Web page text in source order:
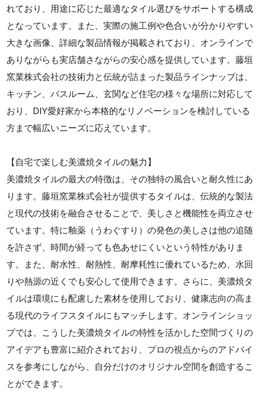
れており、用途に応じた最適なタイル選びをサポートする構成
となっています。また、実際の施工例や色合いが分かりやすい
大きな画像、詳細な製品情報が掲載されており、オンラインで
ありながらも実店舗さながらの安心感を提供しています。藤垣
窯業株式会社の技術力と伝統が詰まった製品ラインナップは、
キッチン、バスルーム、玄関など住宅の様々な場所に対応して
おり、DIY愛好家から本格的なリノベーションを検討している
方まで幅広いニーズに応えています。
【自宅で楽しむ美濃焼タイルの魅力】
美濃焼タイルの最大の特徴は、その独特の風合いと耐久性にあ
ります。藤垣窯業株式会社が提供するタイルは、伝統的な製法
と現代の技術を融合させることで、美しさと機能性を両立させ
ています。特に釉薬（うわぐすり）の発色の美しさは他の追随
を許さず、時間が経っても色あせにくいという特性がありま
す。また、耐水性、耐熱性、耐摩耗性に優れているため、水回
りや熱源の近くでも安心して使用できます。さらに、美濃焼タ
イルは環境にも配慮した素材を使用しており、健康志向の高ま
る現代のライフスタイルにもマッチします。オンラインショッ
プでは、こうした美濃焼タイルの特性を活かした空間づくりの
アイデアも豊富に紹介されており、プロの視点からのアドバイ
スを参考にしながら、自分だけのオリジナル空間を創造するこ
とができます。